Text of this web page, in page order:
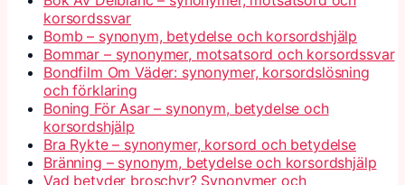
korsordssvar
Bomb – synonym, betydelse och korsordshjälp
Bommar – synonymer, motsatsord och korsordssvar
Bondfilm Om Väder: synonymer, korsordslösning
och förklaring
Boning För Asar – synonym, betydelse och
korsordshjälp
Bra Rykte – synonymer, korsord och betydelse
Bränning – synonym, betydelse och korsordshjälp
Vad betyder broschyr? Synonymer och